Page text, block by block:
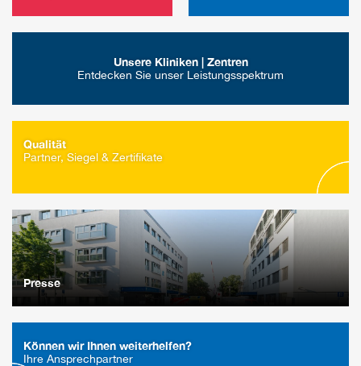
Unsere Kliniken | Zentren
Entdecken Sie unser Leistungsspektrum
Qualität
Partner, Siegel & Zertifikate
Presse
Können wir Ihnen weiterhelfen?
Ihre Ansprechpartner